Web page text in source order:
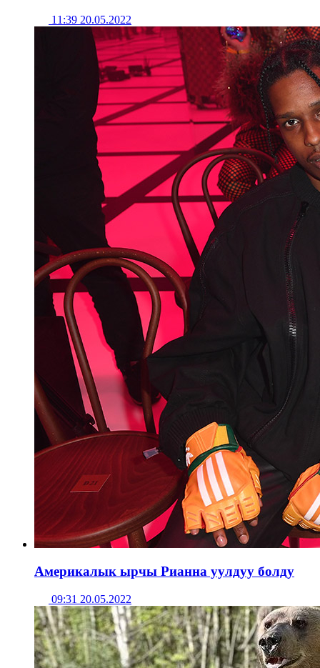
11:39 20.05.2022
Америкалык ырчы Рианна уулдуу болду
09:31 20.05.2022